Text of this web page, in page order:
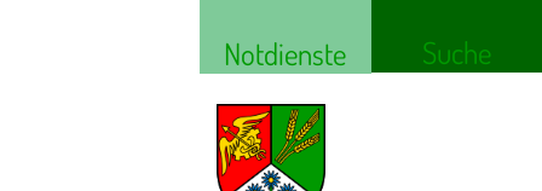
Notdienste Suche